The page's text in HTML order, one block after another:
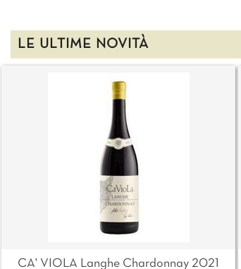
LE ULTIME NOVITÀ
CA' VIOLA Langhe Chardonnay 2021